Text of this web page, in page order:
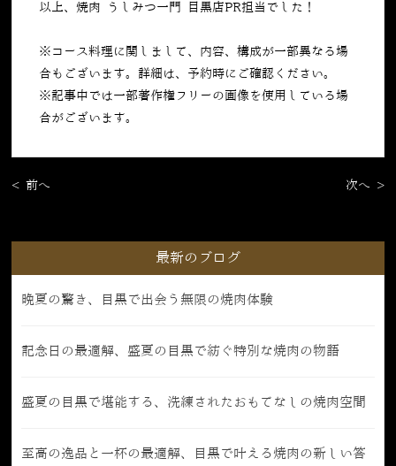
以上、焼肉 うしみつ一門 目黒店PR担当でした！
※コース料理に関しまして、内容、構成が一部異なる場
合もございます。詳細は、予約時にご確認ください。
※記事中では一部著作権フリーの画像を使用している場
合がございます。
< 前へ 次へ >
最新のブログ
晩夏の驚き、目黒で出会う無限の焼肉体験
記念日の最適解、盛夏の目黒で紡ぐ特別な焼肉の物語
盛夏の目黒で堪能する、洗練されたおもてなしの焼肉空間
至高の逸品と一杯の最適解、目黒で叶える焼肉の新しい答